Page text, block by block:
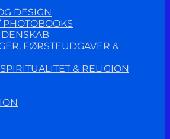
DESIGN
FØRSTEUDGAVER &
& RELIGION